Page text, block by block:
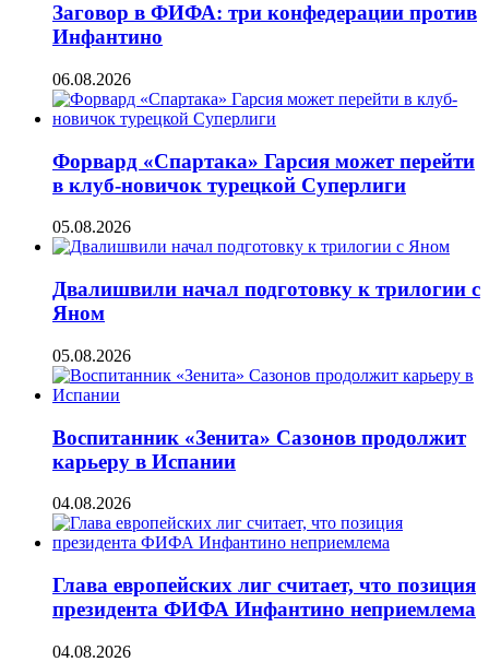
Заговор в ФИФА: три конфедерации против
Инфантино
06.08.2026
Форвард «Спартака» Гарсия может перейти
в клуб-новичок турецкой Суперлиги
05.08.2026
Двалишвили начал подготовку к трилогии с
Яном
05.08.2026
Воспитанник «Зенита» Сазонов продолжит
карьеру в Испании
04.08.2026
Глава европейских лиг считает, что позиция
президента ФИФА Инфантино неприемлема
04.08.2026